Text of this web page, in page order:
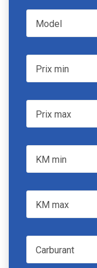
ModelModel
Prix minPrix min
Prix maxPrix max
KM min
KM max
CarburantCarburant